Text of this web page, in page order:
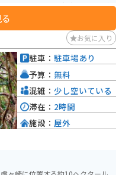
ンでは、あとう和牛を使った料
﨑家住宅」があります。旧山﨑
重な建造物で、一見の価値があ
所にあるため、アクセスも抜群
お気に入り
駐車： 駐車場あり
予算： 無料
混雑： 少し空いている
滞在： 2時間
施設： 屋外